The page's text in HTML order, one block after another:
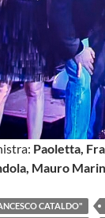
Paoletta,
Mauro
CATALDO"